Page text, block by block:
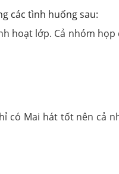
các tình huống sau:
hoạt lớp. Cả nhóm
Mai hát tốt nên cả